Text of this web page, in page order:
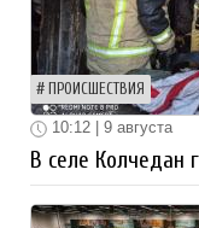
ПРОИСШЕСТВИЯ
10:12 | 9 августа
В селе Колчедан